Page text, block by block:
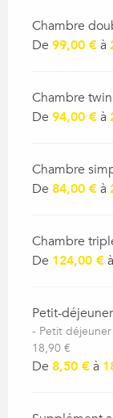
Tarifs 2026
Chambre
De 99,00 €à
Chambre twin
De 94,00 €à
Chambre
De 84,00 €à
Chambre
De 124,00 €à
Petit-déjeuner
- Petit
18,90 €
De 8,50 €à